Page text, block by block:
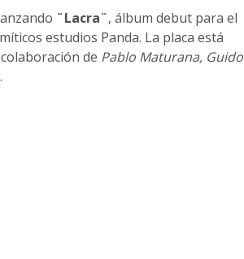
¨Lacra¨, álbum debut para el
estudios Panda. La placa está
de Pablo Maturana, Guido
.